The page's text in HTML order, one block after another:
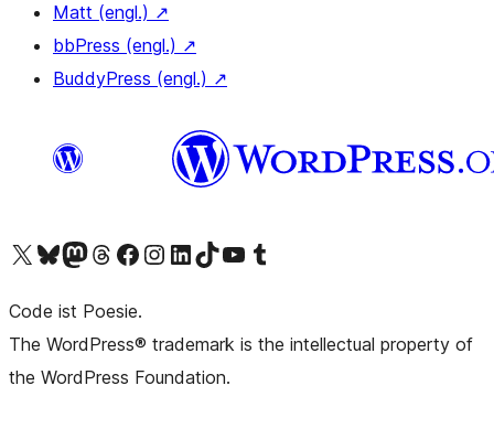
Matt (engl.) ↗
bbPress (engl.) ↗
BuddyPress (engl.) ↗
Das X-Konto (früher Twitter) von WordPress.org besuchen
Das Bluesky-Konto von WordPress.org besuchen
Das Mastodon-Konto von WordPress.org besuchen
Das Threads-Konto von WordPress.org besuchen
Die Facebook-Seite von WordPress.org besuchen
Das Instagram-Konto von WordPress.org besuchen
Das LinkedIn-Konto von WordPress.org besuchen
Das TikTok-Konto von WordPress.org besuchen
Den YouTube-Kanal von WordPress.org besuchen
Das Tumblr-Konto von WordPress.org besuchen
Code ist Poesie.
The WordPress® trademark is the intellectual property of
the WordPress Foundation.